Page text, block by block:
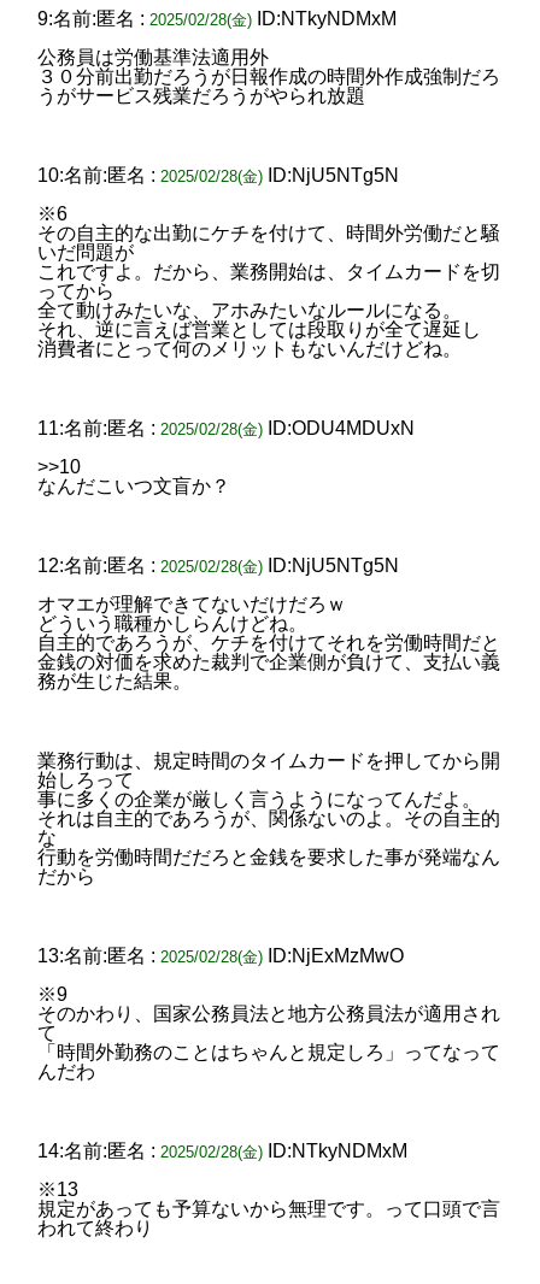
9:名前:匿名 : 2025/02/28(金)
ID:NTkyNDMxM
公務員は労働基準法適用外
３０分前出勤だろうが日報作成の時間外作成強制だろ
うがサービス残業だろうがやられ放題
10:名前:匿名 : 2025/02/28(金)
ID:NjU5NTg5N
※6
その自主的な出勤にケチを付けて、時間外労働だと騒
いだ問題が
これですよ。だから、業務開始は、タイムカードを切
ってから
全て動けみたいな、アホみたいなルールになる。
それ、逆に言えば営業としては段取りが全て遅延し
消費者にとって何のメリットもないんだけどね。
11:名前:匿名 : 2025/02/28(金)
ID:ODU4MDUxN
>>10
なんだこいつ文盲か？
12:名前:匿名 : 2025/02/28(金)
ID:NjU5NTg5N
オマエが理解できてないだけだろｗ
どういう職種かしらんけどね。
自主的であろうが、ケチを付けてそれを労働時間だと
金銭の対価を求めた裁判で企業側が負けて、支払い義
務が生じた結果。
業務行動は、規定時間のタイムカードを押してから開
始しろって
事に多くの企業が厳しく言うようになってんだよ。
それは自主的であろうが、関係ないのよ。その自主的
な
行動を労働時間だだろと金銭を要求した事が発端なん
だから
13:名前:匿名 : 2025/02/28(金)
ID:NjExMzMwO
※9
そのかわり、国家公務員法と地方公務員法が適用され
て
「時間外勤務のことはちゃんと規定しろ」ってなって
んだわ
14:名前:匿名 : 2025/02/28(金)
ID:NTkyNDMxM
※13
規定があっても予算ないから無理です。って口頭で言
われて終わり